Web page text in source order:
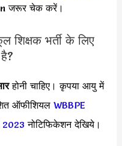
जरूर चेक करें।
शिक्षक भर्ती के लिए
होनी चाहिए। कृपया आयु में
ऑफीशियल WBBPE
2023 नोटिफिकेशन देखिये।